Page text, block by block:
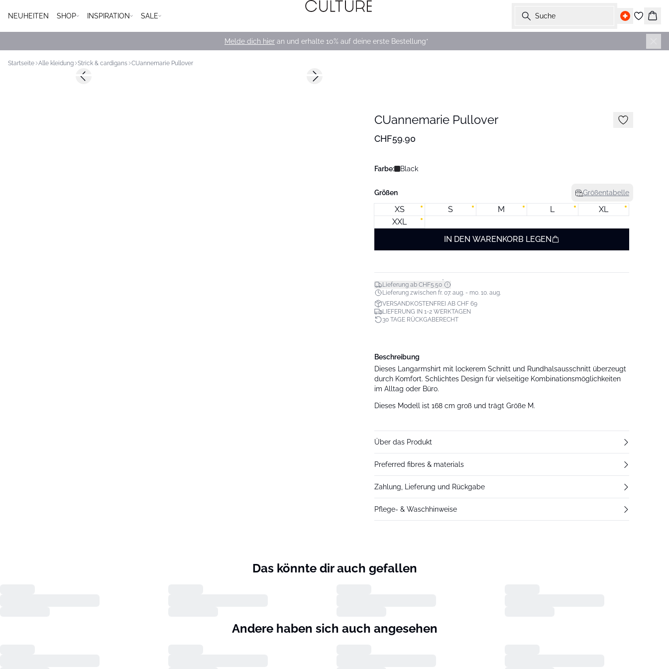
NEUHEITEN SHOP INSPIRATION SALE Suche
Melde dich hier an und erhalte 10% auf deine erste Bestellung*
Startseite Alle kleidung Strick & cardigans CUannemarie Pullover
Previous slide Next slide
CUannemarie Pullover
CHF59.90
Farbe: Black
Größen Größentabelle
XS S M L
XL
XXL
IN DEN WARENKORB LEGEN
Lieferung ab CHF5.50*
Lieferung zwischen fr. 07. aug. - mo. 10. aug.
VERSANDKOSTENFREI AB CHF 69
LIEFERUNG IN 1-2 WERKTAGEN
30 TAGE RÜCKGABERECHT
Beschreibung
Dieses Langarmshirt mit lockerem Schnitt und Rundhalsausschnitt überzeugt
durch Komfort. Schlichtes Design für vielseitige Kombinationsmöglichkeiten
im Alltag oder Büro.
Dieses Modell ist 168 cm groß und trägt Größe M.
Über das Produkt
Preferred fibres & materials
Zahlung, Lieferung und Rückgabe
Pflege- & Waschhinweise
Das könnte dir auch gefallen
Andere haben sich auch angesehen